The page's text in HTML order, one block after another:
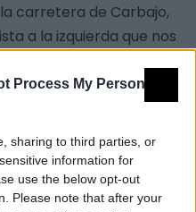
Process My Personal
sharing to third parties, or
information for
use the below opt-out
Please note that after your
carretera de Carbajo,
a la izquierda que nos
el aparcamiento
a una espectacular
para admirar el paisaje
(para entrar en el
llave previamente en el
en Santiago) y el